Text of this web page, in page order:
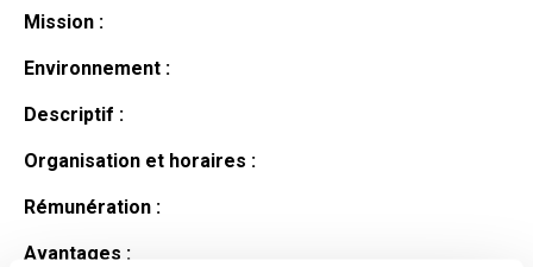
Mission :
Environnement :
Descriptif :
Organisation et horaires :
Rémunération :
Avantages :